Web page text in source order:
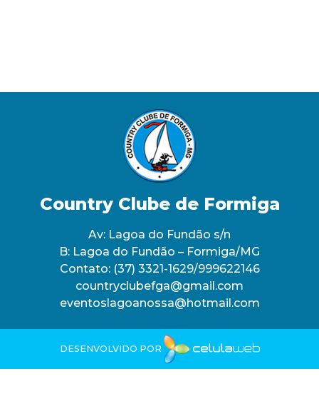
Country Clube de Formiga
Av: Lagoa do Fundão s/n
B: Lagoa do Fundão – Formiga/MG
Contato: (37) 3321-1629/999622146
countryclubefga@gmail.com
eventoslagoanossa@hotmail.com
DESENVOLVIDO POR